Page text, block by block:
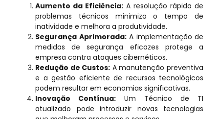
Aumento da Eficiência: A resolução rápida de
problemas técnicos minimiza o tempo de
inatividade e melhora a produtividade.
Segurança Aprimorada:A implementação de
medidas de segurança eficazes protege a
empresa contra ataques cibernéticos.
Redução de Custos: A manutenção preventiva
e a gestão eficiente de recursos tecnológicos
podem resultar em economias significativas.
Inovação Contínua: Um Técnico de TI
atualizado pode introduzir novas tecnologias